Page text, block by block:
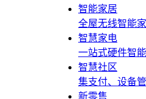
智能家居
全屋无线智能
智慧家电
一站式硬件智
智慧社区
集支付、设备
新零售